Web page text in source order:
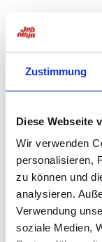
Zustimmung
Diese Webseite
Wir verwenden
personalisieren,
zu können und
analysieren.
Verwendung
soziale Medien,